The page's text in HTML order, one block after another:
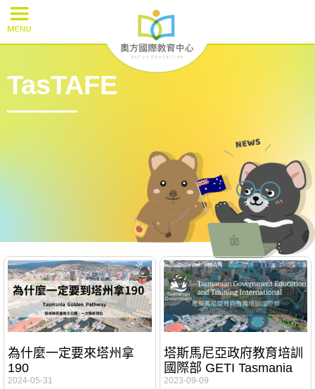
TasTAFE
為什麼一定要來塔州拿
190
2024-05-31
塔斯馬尼亞政府教育培訓
國際部 GETI Tasmania
2023-09-09